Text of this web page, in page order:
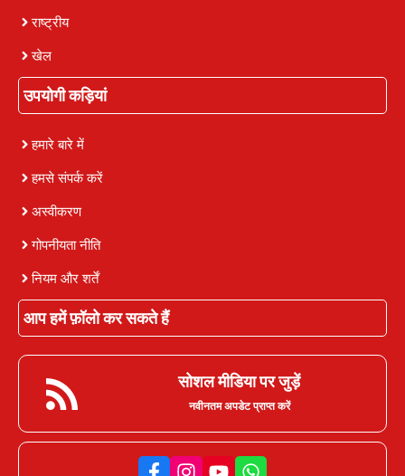
राष्ट्रीय
खेल
उपयोगी कड़ियां
हमारे बारे में
हमसे संपर्क करें
अस्वीकरण
गोपनीयता नीति
नियम और शर्तें
आप हमें फ़ॉलो कर सकते हैं
सोशल मीडिया पर जुड़ें
नवीनतम अपडेट प्राप्त करें